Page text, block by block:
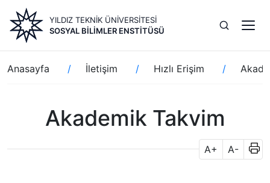
içeriğe
atla
YILDIZ TEKNİK ÜNİVERSİTESİ
SOSYAL BILIMLER ENSTITÜSÜ
Sayfa
yolu
Anasayfa İletişim Hızlı Erişim
Akademik Takvim
A+ A-